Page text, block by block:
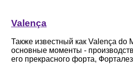
Valença
Также известный как Valença do
основные моменты -
его прекрасного форта,